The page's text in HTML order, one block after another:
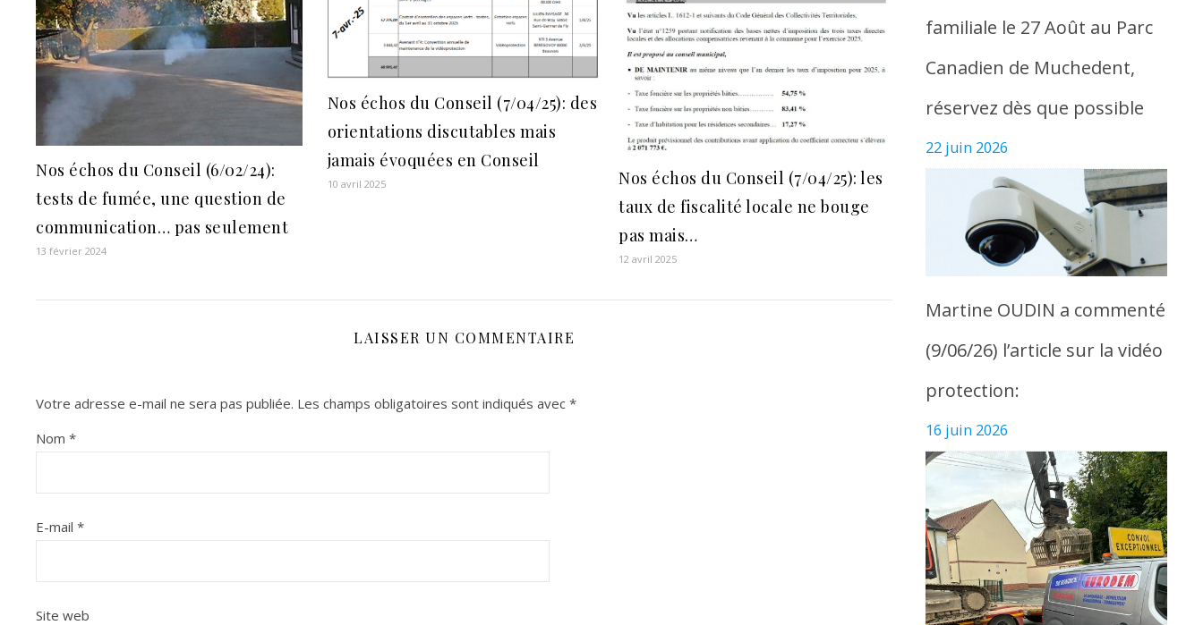
Nos échos du Conseil (6/02/24):
tests de fumée, une question de
communication… pas seulement
13 février 2024
Nos échos du Conseil (7/04/25): des
orientations discutables mais
jamais évoquées en Conseil
10 avril 2025
Nos échos du Conseil (7/04/25): les
taux de fiscalité locale ne bouge
pas mais…
12 avril 2025
LAISSER UN COMMENTAIRE
Votre adresse e-mail ne sera pas publiée. Les champs obligatoires sont indiqués avec *
Nom *
E-mail *
Site web
familiale le 27 Août au Parc
Canadien de Muchedent,
réservez dès que possible
22 juin 2026
Martine OUDIN a commenté
(9/06/26) l’article sur la vidéo
protection:
16 juin 2026